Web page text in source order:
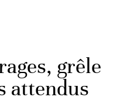
grêle
attendus